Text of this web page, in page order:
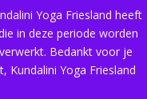
Yoga Friesland heeft
in deze periode worden
Bedankt voor je
Kundalini Yoga Friesland